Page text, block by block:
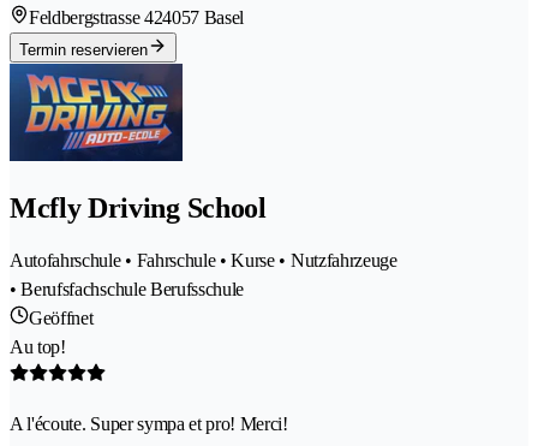
Feldbergstrasse 424057 Basel
Termin reservieren
Mcfly Driving School
Autofahrschule • Fahrschule • Kurse • Nutzfahrzeuge
• Berufsfachschule Berufsschule
Geöffnet
Au top!
A l'écoute. Super sympa et pro! Merci!